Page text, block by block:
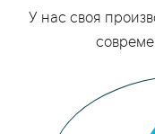
У нас своя